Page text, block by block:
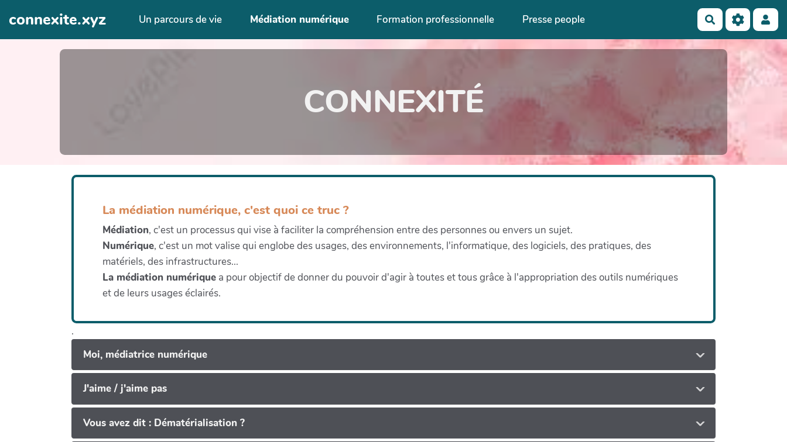
Aller au contenu principal
connexite.xyz Un parcours de vie Médiation numérique Formation professionnelle Presse people Rechercher
CONNEXITÉ
La médiation numérique, c'est quoi ce truc ?
Médiation, c'est un processus qui vise à faciliter la compréhension entre des personnes ou envers un sujet.
Numérique, c'est un mot valise qui englobe des usages, des environnements, l'informatique, des logiciels, des pratiques, des
matériels, des infrastructures...
La médiation numérique a pour objectif de donner du pouvoir d'agir à toutes et tous grâce à l'appropriation des outils numériques
et de leurs usages éclairés.
.
Moi, médiatrice numérique
J'aime / j'aime pas
Vous avez dit : Dématérialisation ?